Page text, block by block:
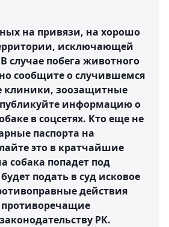
на привязи, на хорошо
исключающей
случае побега животного
сообщите о случившемся
клиники, зоозащитные
информацию о
в соцсетях. Кто еще не
паспорта на
это в кратчайшие
собака попадет под
подать в суд исковое
действия
РК.